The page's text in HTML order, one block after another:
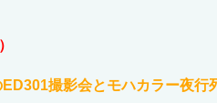
撮影会とモハカラー夜行